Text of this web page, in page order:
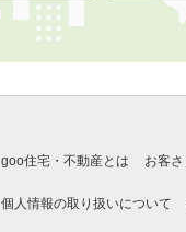
goo住宅・不動産とは お客
個人情報の取り扱いについて